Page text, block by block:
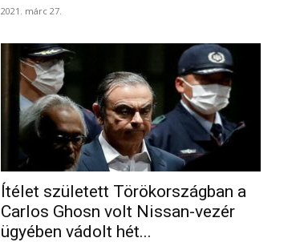
2021. márc 27.
Ítélet született Törökországban a
Carlos Ghosn volt Nissan-vezér
ügyében vádolt hét...